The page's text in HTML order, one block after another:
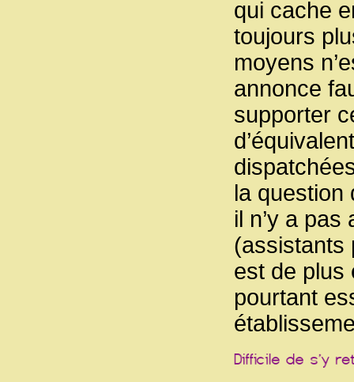
qui cache
toujours
moyens
annonce
supporter
la question
il n’y a pas
(assistants
est de plus
pourtant